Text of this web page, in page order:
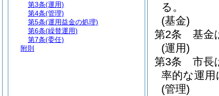
る。
(基金)
第2条
基金
(運用)
第3条
市長
率的な運
(管理)
第3条(運用)
第4条(管理)
第5条(運用益金の処理)
第6条(繰替運用)
第7条(委任)
附則